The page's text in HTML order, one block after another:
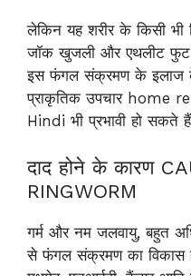
लेकिन यह शरीर के किसी भी
जॉक खुजली और एथलीट फुट
इस फंगल संक्रमण के इलाज
प्राकृतिक उपचार home
Hindi भी प्रभावी हो सकते
दाद होने के कारण
RINGWORM
गर्म और नम जलवायु, बहुत
से फंगल संक्रमण का विकास